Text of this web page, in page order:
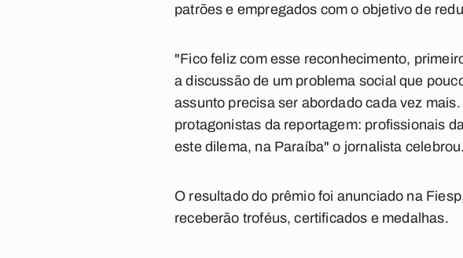
patrões e empregados com o objetivo de
"Fico feliz com esse reconhecimento,
a discussão de um problema social que
assunto precisa ser abordado cada vez
protagonistas da reportagem: profissionais
este dilema, na Paraíba" o jornalista celebrou.
O resultado do prêmio foi anunciado na
receberão troféus, certificados e medalhas.